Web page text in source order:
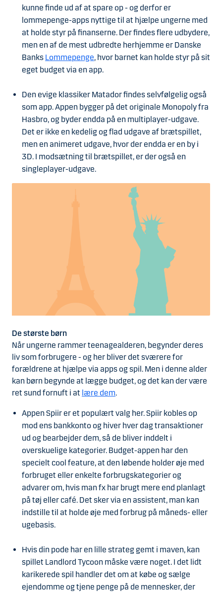
kunne finde ud af at spare op - og derfor er
lommepenge-apps nyttige til at hjælpe ungerne med
at holde styr på finanserne. Der findes flere udbydere,
men en af de mest udbredte herhjemme er Danske
Banks Lommepenge, hvor barnet kan holde styr på sit
eget budget via en app.
Den evige klassiker Matador findes selvfølgelig også
som app. Appen bygger på det originale Monopoly fra
Hasbro, og byder endda på en multiplayer-udgave.
Det er ikke en kedelig og flad udgave af brætspillet,
men en animeret udgave, hvor der endda er en by i
3D. I modsætning til brætspillet, er der også en
singleplayer-udgave.
De største børn
Når ungerne rammer teenagealderen, begynder deres
liv som forbrugere - og her bliver det sværere for
forældrene at hjælpe via apps og spil. Men i denne alder
kan børn begynde at lægge budget, og det kan der være
ret sund fornuft i at lære dem.
Appen Spiir er et populært valg her. Spiir kobles op
mod ens bankkonto og hiver hver dag transaktioner
ud og bearbejder dem, så de bliver inddelt i
overskuelige kategorier. Budget-appen har den
specielt cool feature, at den løbende holder øje med
forbruget eller enkelte forbrugskategorier og
advarer om, hvis man fx har brugt mere end planlagt
på tøj eller café. Det sker via en assistent, man kan
indstille til at holde øje med forbrug på måneds- eller
ugebasis.
Hvis din pode har en lille strateg gemt i maven, kan
spillet Landlord Tycoon måske være noget. I det lidt
karikerede spil handler det om at købe og sælge
ejendomme og tjene penge på de mennesker, der